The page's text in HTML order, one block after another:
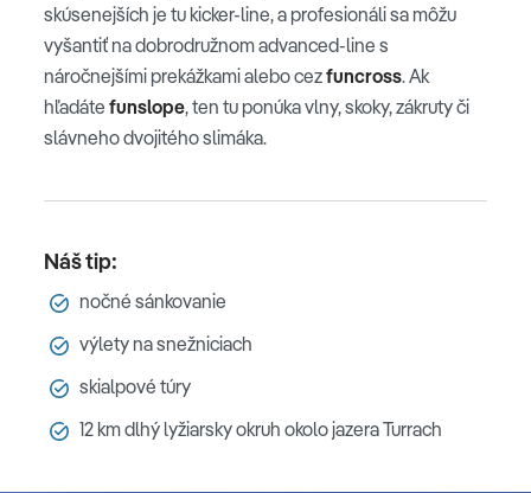
skúsenejších je tu kicker-line, a profesionáli sa môžu
vyšantiť na dobrodružnom advanced-line s
náročnejšími prekážkami alebo cezfuncross. Ak
hľadáte funslope, ten tu ponúka vlny, skoky, zákruty či
slávneho dvojitého slimáka.
Náš tip:
nočné sánkovanie
výlety na snežniciach
skialpové túry
12 km dlhý lyžiarsky okruh okolo jazera Turrach